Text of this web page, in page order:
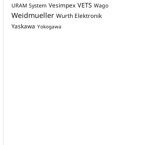
URAM System Vesimpex VETS Wago
Weidmueller Wurth Elektronik
Yaskawa Yokogawa